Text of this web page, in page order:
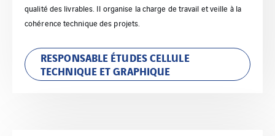
qualité des livrables. Il organise la charge de travail et veille à la
cohérence technique des projets.
RESPONSABLE ÉTUDES CELLULE
TECHNIQUE ET GRAPHIQUE